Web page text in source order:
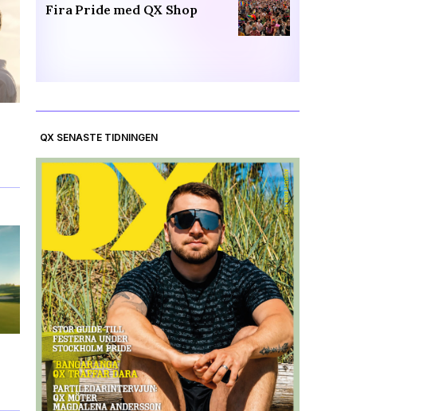
Fira Pride med QX Shop
QX SENASTE TIDNINGEN